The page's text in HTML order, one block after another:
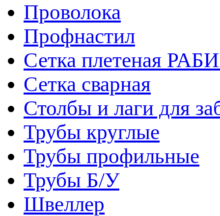
Проволока
Профнастил
Сетка плетеная
Сетка сварная
Столбы и лаги для
Трубы круглые
Трубы профильные
Трубы Б/У
Швеллер